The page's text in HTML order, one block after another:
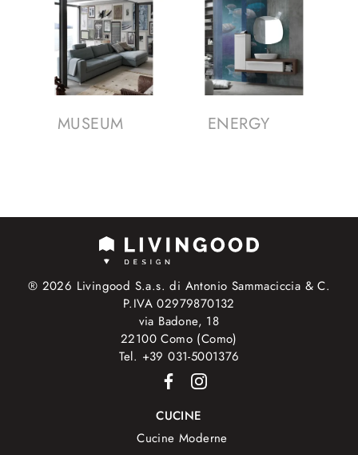
MUSEUM ENERGY
® 2026 Livingood S.a.s. di Antonio Sammaciccia & C.
P.IVA 02979870132
via Badone, 18
22100 Como (Como)
Tel. +39 031-5001376
CUCINE
Cucine Moderne